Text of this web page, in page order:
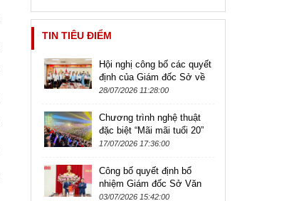
TIN TIÊU ĐIỂM
Hội nghị công bố các quyết
định của Giám đốc Sở về
công tác cán bộ thuộc
thuật và...
28/07/2026 11:28:00
Chương trình nghệ thuật
đặc biệt “Mãi mãi tuổi 20”
kỷ niệm 79 năm Ngày
17/07/2026 17:36:00
Công bố quyết định bổ
nhiệm Giám đốc Sở Văn
hóa, Thể thao và Du lịch
03/07/2026 15:42:00